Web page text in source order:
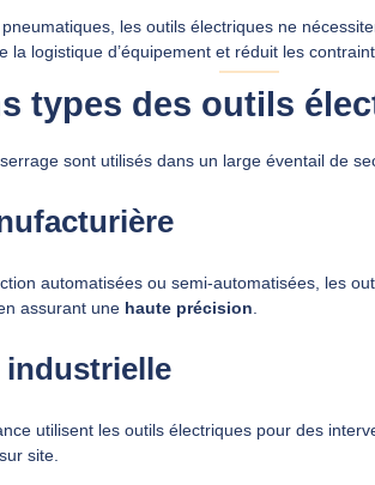
les outils électriques ne
la logistique d’équipement et réduit les
types des outils
sont utilisés dans un large éventail de
automatisées ou semi-automatisées, les
assurant une haute précision
industrielle
utilisent les outils électriques pour des
site.